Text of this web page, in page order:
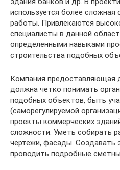
используется более сложная
работы. Привлекаются
специалисты в данной
определенными навыками
строительства подобных
Компания предоставляющая
должна четко понимать
подобных объектов, быть
(саморегулируемой
проекты коммерческих
сложности. Уметь собирать
чертежи, фасады. Создавать
проводить подробные